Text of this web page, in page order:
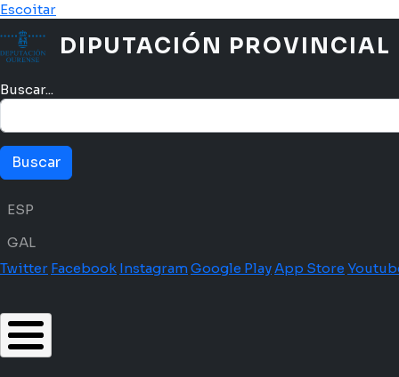
Pasar al contenido principal
Escoitar
DIPUTACIÓN PROVINCIAL
Buscar...
Menú idioma
ESP
GAL
Twitter Facebook InstagramGoogle PlayApp Store